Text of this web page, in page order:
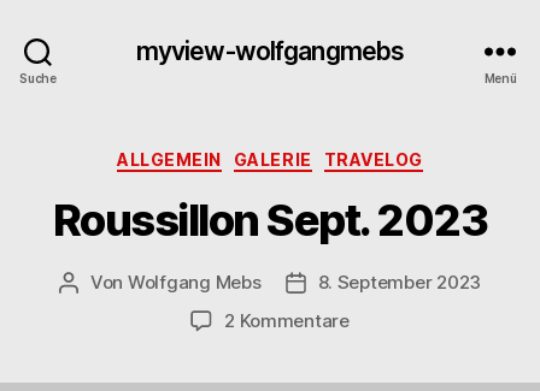
Suche
myview-wolfgangmebs
Menü
Kategorien
ALLGEMEIN GALERIE TRAVELOG
Roussillon Sept. 2023
Beitragsautor
Von Wolfgang Mebs Beitragsdatum
8. September 2023
2 Kommentarezu